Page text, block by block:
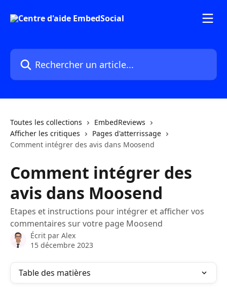
Rechercher un article...
Toutes les collections
EmbedReviews
Afficher les critiques
Pages d'atterrissage
Comment intégrer des avis dans Moosend
Comment intégrer des
avis dans Moosend
Etapes et instructions pour intégrer et afficher vos
commentaires sur votre page Moosend
Écrit par Alex
15 décembre 2023
Table des matières